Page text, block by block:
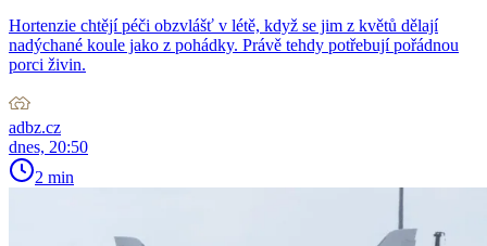
Hortenzie chtějí péči obzvlášť v létě, když se jim z květů dělají
nadýchané koule jako z pohádky. Právě tehdy potřebují pořádnou
porci živin.
adbz.cz
dnes, 20:50
2 min